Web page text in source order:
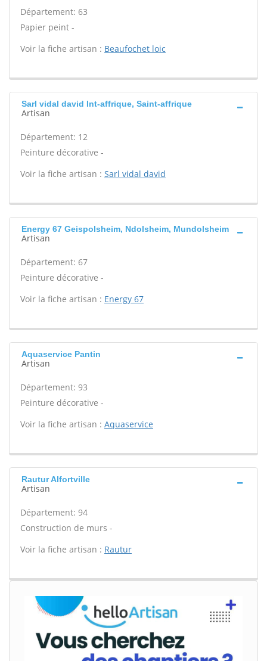
Département: 63
Papier peint -
Voir la fiche artisan : Beaufochet loic
Sarl vidal david Int-affrique, Saint-affrique
Artisan
Département: 12
Peinture décorative -
Voir la fiche artisan : Sarl vidal david
Energy 67 Geispolsheim, Ndolsheim, Mundolsheim
Artisan
Département: 67
Peinture décorative -
Voir la fiche artisan : Energy 67
Aquaservice Pantin
Artisan
Département: 93
Peinture décorative -
Voir la fiche artisan : Aquaservice
Rautur Alfortville
Artisan
Département: 94
Construction de murs -
Voir la fiche artisan : Rautur